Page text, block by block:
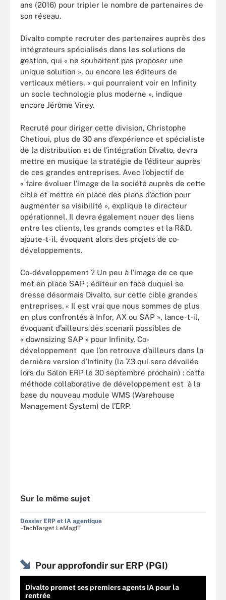
ans (2016) pour tripler le nombre de partenaires de
son réseau.
Divalto compte recruter des partenaires auprès des
intégrateurs spécialisés dans les solutions de
gestion, qui « ne souhaitent pas proposer une
unique solution », ou encore les éditeurs de
verticaux métiers, « qui pourraient voir en Infinity
un socle technologie plus moderne », indique
encore Jérôme Virey.
Recruté pour diriger cette division, Christophe
Chetioui, plus de 30 ans d’expérience et spécialiste
de la distribution et de l’intégration Divalto, devra
mettre en musique la stratégie de l’éditeur auprès
de ces grandes entreprises. Avec l'objectif de
« faire évoluer l’image de la société auprès de cette
cible et mettre en place des plans d’action pour
augmenter sa visibilité », explique le directeur
opérationnel. Il devra également nouer des liens
entre les clients, les grands comptes et la R&D,
ajoute-t-il, évoquant alors des projets de co-
développements.
Co-développement ? Un peu à l’image de ce que
met en place SAP ; éditeur en face duquel se
dresse désormais Divalto, sur cette cible grandes
entreprises. « Il est vrai que nous sommes de plus
en plus confrontés à Infor, AX ou SAP », lance-t-il,
évoquant d’ailleurs des scenarii possibles de
« downsizing SAP » pour Infinity. Co-
développement que l’on retrouve d’ailleurs dans la
dernière version d’Infinity (la 7.3 qui sera dévoilée
lors du Salon ERP le 30 septembre prochain) : cette
méthode collaborative de développement est à la
base du nouveau module WMS (Warehouse
Management System) de l’ERP.
Sur le même sujet
Dossier ERP et IA agentique
–TechTarget LeMagIT
Pour approfondir sur ERP (PGI)
Divalto promet ses premiers agents IA pour la
rentrée